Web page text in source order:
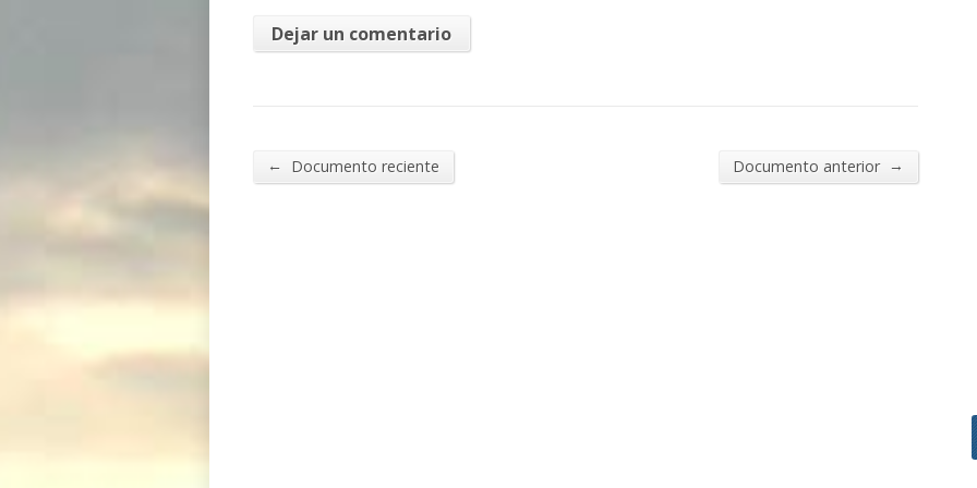
← Documento reciente Documento anterior →